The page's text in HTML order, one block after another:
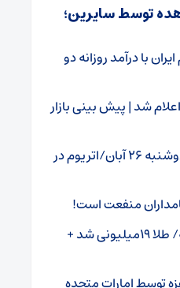
توسط سایرین؛
ایران با درآمد روزانه دو
شد | پیش بینی بازار
قیمت اتریوم امروز دوشنبه ۲۶ آبان/اتریوم در
منفعت است!
قیمت روز طلا و سکه/ طلا ۱۹میلیونی شد +
توسط امارات متحده